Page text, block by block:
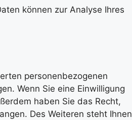
können zur Analyse Ihres
personenbezogenen
Wenn Sie eine Einwilligung
haben Sie das Recht,
Des Weiteren steht Ihnen